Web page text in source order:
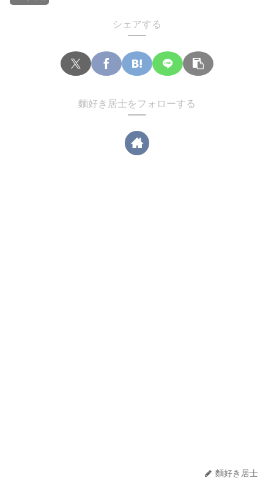
シェアする
麵好き居士をフォローする
麵好き居士